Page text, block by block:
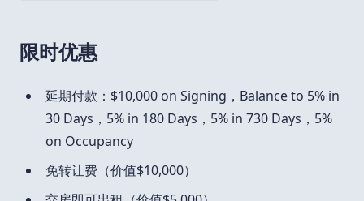
限时优惠
延期付款：$10,000 on Signing，Balance to 5% in
30 Days，5% in 180 Days，5% in 730 Days，5%
on Occupancy
免转让费（价值$10,000）